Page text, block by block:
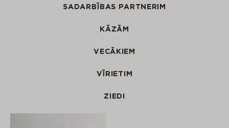
SADARBĪBAS PARTNERIM
KĀZĀM
VECĀKIEM
VĪRIETIM
ZIEDI